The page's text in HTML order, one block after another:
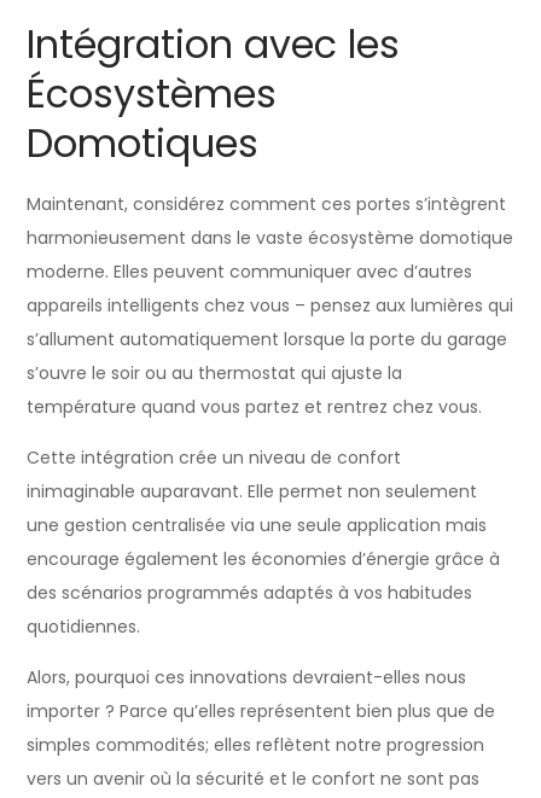
Intégration avec les
Écosystèmes
Domotiques
Maintenant, considérez comment ces portes s’intègrent
harmonieusement dans le vaste écosystème domotique
moderne. Elles peuvent communiquer avec d’autres
appareils intelligents chez vous – pensez aux lumières qui
s’allument automatiquement lorsque la porte du garage
s’ouvre le soir ou au thermostat qui ajuste la
température quand vous partez et rentrez chez vous.
Cette intégration crée un niveau de confort
inimaginable auparavant. Elle permet non seulement
une gestion centralisée via une seule application mais
encourage également les économies d’énergie grâce à
des scénarios programmés adaptés à vos habitudes
quotidiennes.
Alors, pourquoi ces innovations devraient-elles nous
importer ? Parce qu’elles représentent bien plus que de
simples commodités; elles reflètent notre progression
vers un avenir où la sécurité et le confort ne sont pas